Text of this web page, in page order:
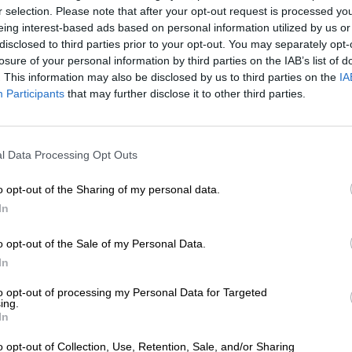
selection. Please note that after your opt-out request is processed
interest-based ads based on personal information utilized by us
to third parties prior to your opt-out. You may separately
of your personal information by third parties on the IAB’s list of
This information may also be disclosed by us to third parties on the
Participants that may further disclose it to other third parties.
Data Processing Opt Outs
opt-out of the Sharing of my personal data.
opt-out of the Sale of my Personal Data.
opt-out of processing my Personal Data for Targeted
opt-out of Collection, Use, Retention, Sale, and/or Sharing
* Prijzen zijn inclusief wettelijke BTW. PlusScheepvaartplus
* Prijzen zijn inclusief accijns
Onze aarde draait samen met zeven andere planeten,
hemellichaam draait in zijn eigen tempo rond de
aarde doet er één jaar over om rond de zon te
Uranus ruim 84 jaar. We baseren ons hele leven op
Brouwerij Espiga vierde in 2024 haar tiende omvaart
Around The Sun. Om haar verjaardag in stijl te vieren
favoriete stijlen cadeau: de klassieke West Coast IPA